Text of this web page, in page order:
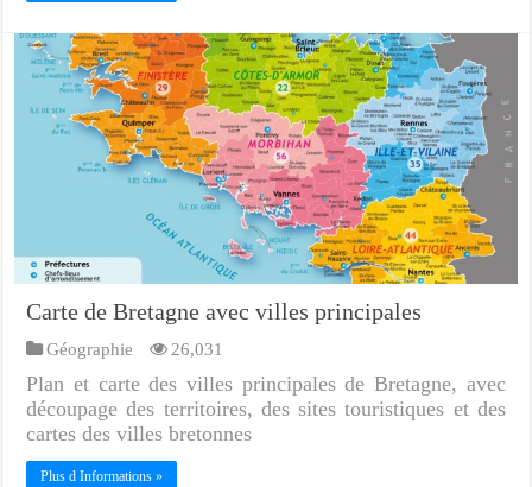
Carte de Bretagne avec villes principales
Géographie 26,031
Plan et carte des villes principales de Bretagne, avec
découpage des territoires, des sites touristiques et des
cartes des villes bretonnes
Plus d Informations »